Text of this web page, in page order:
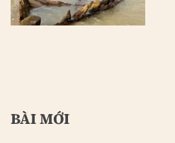
BÀI MỚI